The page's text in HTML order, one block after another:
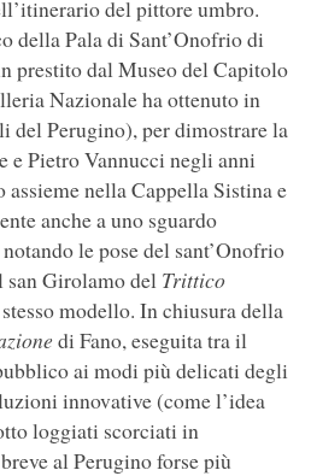
del pittore umbro.
della Pala di Sant’Onofrio di
prestito dal Museo del Capitolo
Nazionale ha ottenuto in
del Perugino), per dimostrare la
e Pietro Vannucci negli anni
nella Cappella Sistina e
anche a uno sguardo
le pose del sant’Onofrio
Girolamo del Trittico
modello. In chiusura della
di Fano, eseguita tra il
ai modi più delicati degli
innovative (come l’idea
loggiati scorciati in
al Perugino forse più